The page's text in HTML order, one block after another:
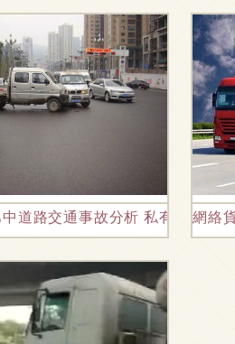
施細則》 筑牢安全運輸的基石
道路交通事故分析 私有車與貨
網絡